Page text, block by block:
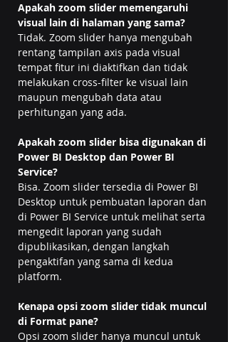
Apakah zoom slider memengaruhi
visual lain di halaman yang sama?
Tidak. Zoom slider hanya mengubah
rentang tampilan axis pada visual
tempat fitur ini diaktifkan dan tidak
melakukan cross-filter ke visual lain
maupun mengubah data atau
perhitungan yang ada.
Apakah zoom slider bisa digunakan di
Power BI Desktop dan Power BI
Service?
Bisa. Zoom slider tersedia di Power BI
Desktop untuk pembuatan laporan dan
di Power BI Service untuk melihat serta
mengedit laporan yang sudah
dipublikasikan, dengan langkah
pengaktifan yang sama di kedua
platform.
Kenapa opsi zoom slider tidak muncul
di Format pane?
Opsi zoom slider hanya muncul untuk